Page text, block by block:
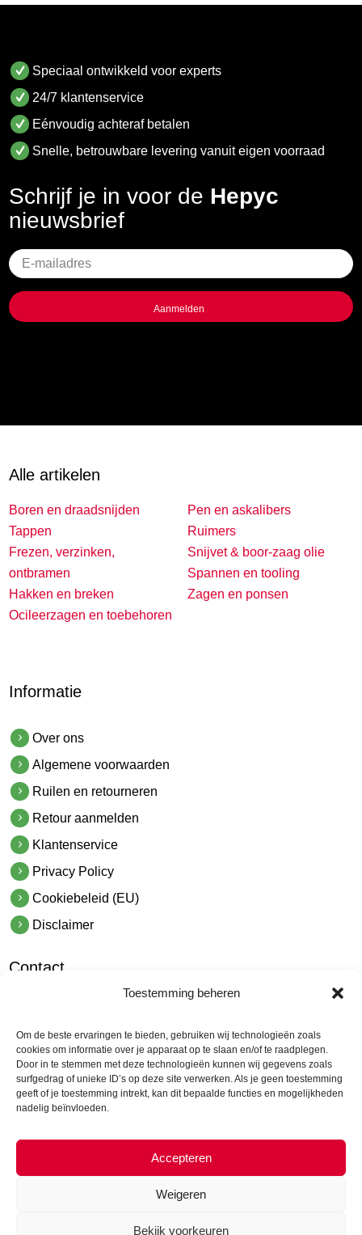
Toestemming beheren
Om de beste ervaringen te bieden, gebruiken wij technologieën zoals
cookies om informatie over je apparaat op te slaan en/of te raadplegen.
Door in te stemmen met deze technologieën kunnen wij gegevens zoals
surfgedrag of unieke ID’s op deze site verwerken. Als je geen toestemming
geeft of je toestemming intrekt, kan dit bepaalde functies en mogelijkheden
nadelig beïnvloeden.
Accepteren
Weigeren
Bekijk voorkeuren
Speciaal ontwikkeld voor experts
24/7 klantenservice
Eénvoudig achteraf betalen
Snelle, betrouwbare levering vanuit eigen voorraad
Schrijf je in voor de Hepyc
nieuwsbrief
Geen
titel
Alle artikelen
Boren en draadsnijden
Tappen
Frezen, verzinken,
ontbramen
Hakken en breken
Ocileerzagen en toebehoren
Pen en askalibers
Ruimers
Snijvet & boor-zaag olie
Spannen en tooling
Zagen en ponsen
Informatie
Over ons
Algemene voorwaarden
Ruilen en retourneren
Retour aanmelden
Klantenservice
Privacy Policy
Cookiebeleid (EU)
Disclaimer
Contact
t.0228 53 00 40
e.info@hetindustriehuis.com
KVK 51483904
BTW NL850044522B01